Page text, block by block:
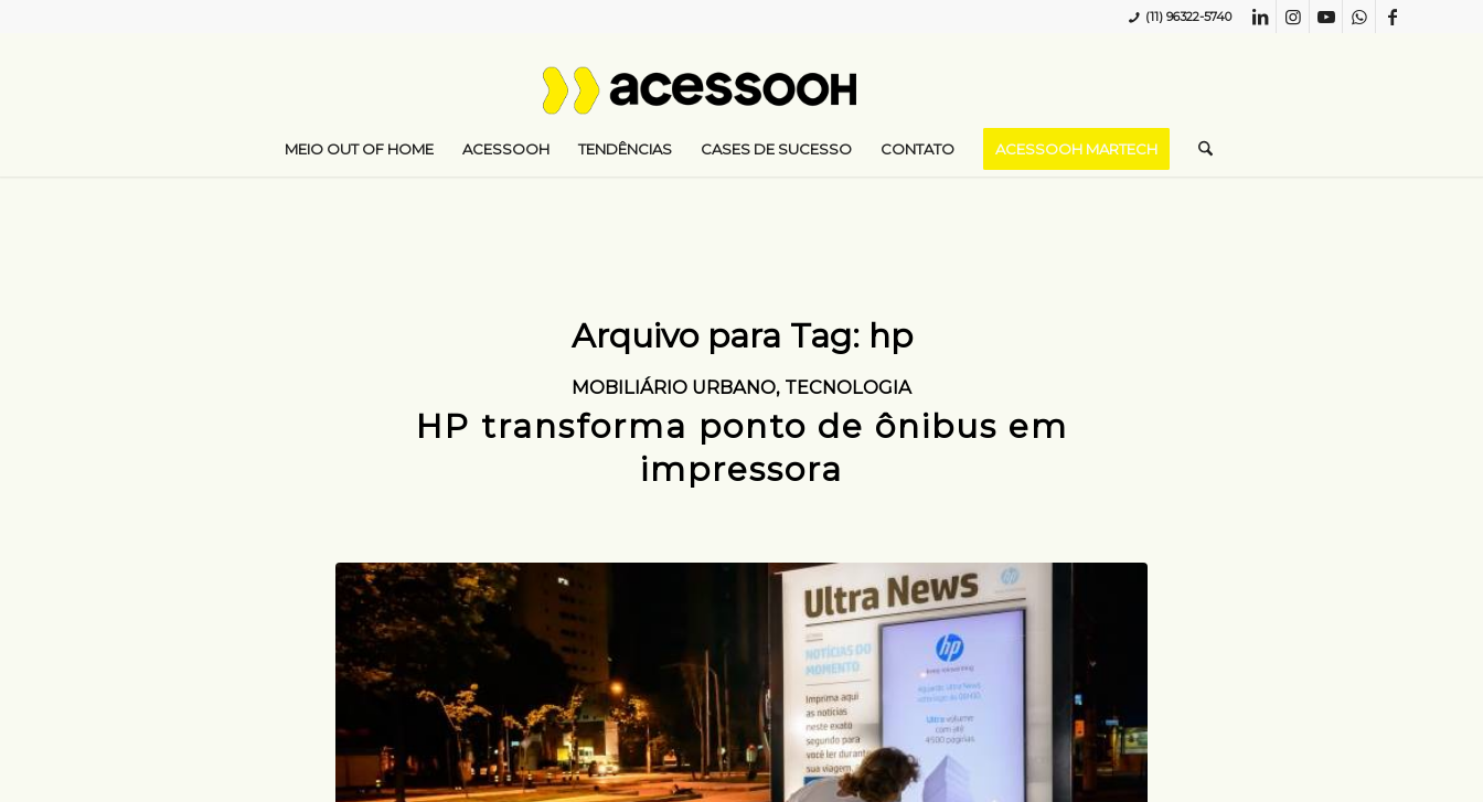
(11) 96322-5740
MEIO OUT OF HOME ACESSOOH TENDÊNCIAS CASES DE SUCESSO CONTATO ACESSOOH MARTECH
Arquivo para Tag: hp
MOBILIÁRIO URBANO, TECNOLOGIA
HP transforma ponto de ônibus em
impressora